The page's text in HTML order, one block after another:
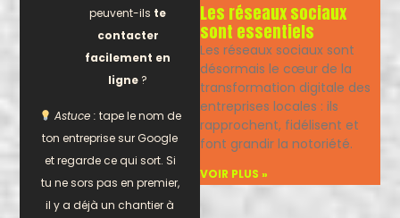
peuvent-ils te
contacter
facilement en
ligne ?
Astuce : tape le nom de
ton entreprise sur Google
et regarde ce qui sort. Si
tu ne sors pas en premier,
il y a déjà un chantier à
Les réseaux sociaux
sont essentiels
Les réseaux sociaux sont
désormais le cœur de la
transformation digitale des
entreprises locales : ils
rapprochent, fidélisent et
font grandir la notoriété.
VOIR PLUS »